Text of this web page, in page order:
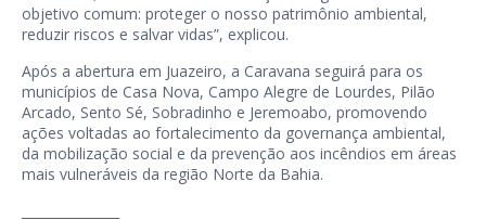
objetivo comum: proteger o nosso patrimônio ambiental,
reduzir riscos e salvar vidas”, explicou.
Após a abertura em Juazeiro, a Caravana seguirá para os
municípios de Casa Nova, Campo Alegre de Lourdes, Pilão
Arcado, Sento Sé, Sobradinho e Jeremoabo, promovendo
ações voltadas ao fortalecimento da governança ambiental,
da mobilização social e da prevenção aos incêndios em áreas
mais vulneráveis da região Norte da Bahia.